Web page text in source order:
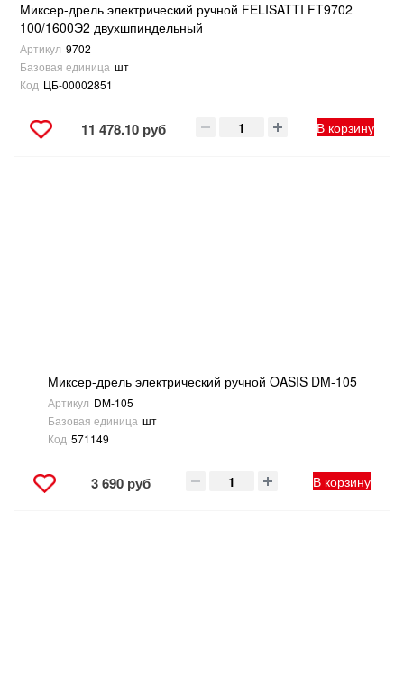
Миксер-дрель электрический ручной FELISATTI FT9702
100/1600Э2 двухшпиндельный
Артикул 9702
Базовая единица шт
Код ЦБ-00002851
11 478.10 руб В корзину
Миксер-дрель электрический ручной OASIS DM-105
Артикул DM-105
Базовая единица шт
Код 571149
3 690 руб В корзину